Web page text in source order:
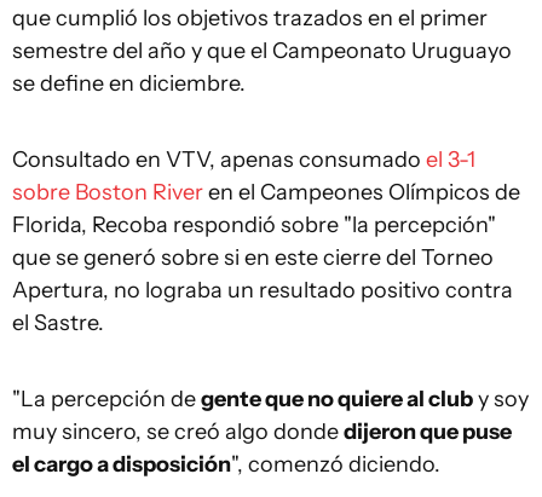
que cumplió los objetivos trazados en el primer
semestre del año y que el Campeonato Uruguayo
se define en diciembre.
Consultado en VTV, apenas consumado el 3-1
sobre Boston Riveren el Campeones Olímpicos de
Florida, Recoba respondió sobre "la percepción"
que se generó sobre si en este cierre del Torneo
Apertura, no lograba un resultado positivo contra
el Sastre.
"La percepción degente que no quiere al cluby soy
muy sincero, se creó algo dondedijeron que puse
el cargo a disposición", comenzó diciendo.